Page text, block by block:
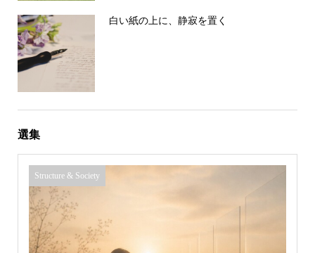
白い紙の上に、静寂を置く
選集
Structure & Society